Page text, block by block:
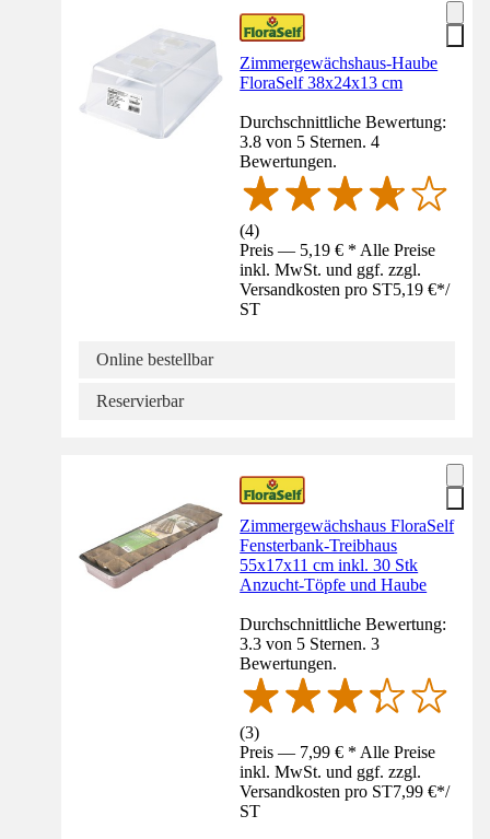
Zimmergewächshaus-Haube
FloraSelf 38x24x13 cm
Durchschnittliche Bewertung:
3.8 von 5 Sternen. 4
Bewertungen.
(4)
Preis — 5,19 € * Alle Preise
inkl. MwSt. und ggf. zzgl.
Versandkosten pro ST5,19 €*/
ST
Online bestellbar
Reservierbar
Zimmergewächshaus FloraSelf
Fensterbank-Treibhaus
55x17x11 cm inkl. 30 Stk
Anzucht-Töpfe und Haube
Durchschnittliche Bewertung:
3.3 von 5 Sternen. 3
Bewertungen.
(3)
Preis — 7,99 € * Alle Preise
inkl. MwSt. und ggf. zzgl.
Versandkosten pro ST7,99 €*/
ST